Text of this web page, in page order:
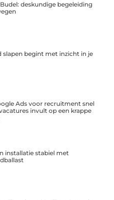
deskundige begeleiding
slapen begint met inzicht in je
Ads voor recruitment snel
invult op een krappe
installatie stabiel met